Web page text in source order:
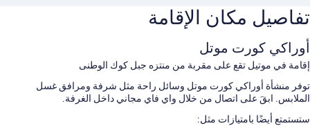
تفاصيل مكان الإقامة
أوراكي كورت موتل
إقامة في موتيل تقع على مقربة من منتزه جبل كوك الوطنى
توفر منشأة أوراكي كورت موتل وسائل راحة مثل شرفة ومرافق غسل
الملابس. ابقَ على اتصال من خلال واي فاي مجاني داخل الغرفة.
ستستمتع أيضًا بامتيازات مثل: